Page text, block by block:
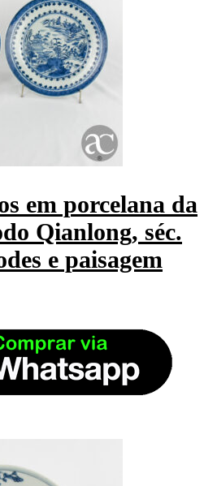
em porcelana da
Qianlong, séc.
e paisagem